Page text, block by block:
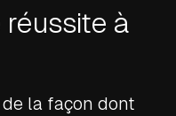
réussite à
la façon dont